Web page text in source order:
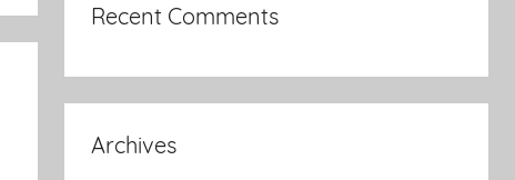
Recent Comments
Archives